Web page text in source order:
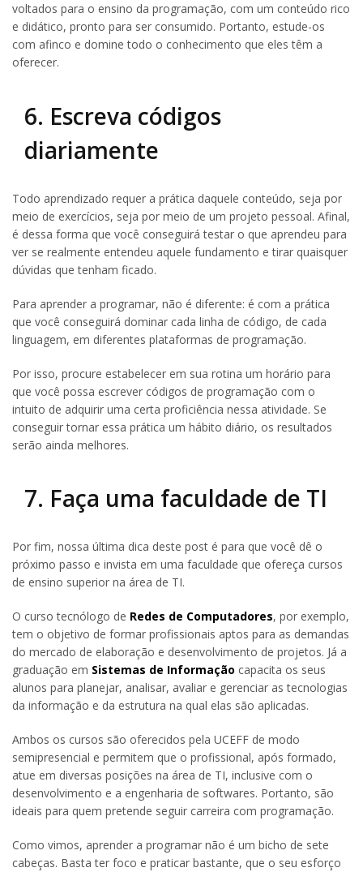
voltados para o ensino da programação, com um conteúdo rico
e didático, pronto para ser consumido. Portanto, estude-os
com afinco e domine todo o conhecimento que eles têm a
oferecer.
6. Escreva códigos
diariamente
Todo aprendizado requer a prática daquele conteúdo, seja por
meio de exercícios, seja por meio de um projeto pessoal. Afinal,
é dessa forma que você conseguirá testar o que aprendeu para
ver se realmente entendeu aquele fundamento e tirar quaisquer
dúvidas que tenham ficado.
Para aprender a programar, não é diferente: é com a prática
que você conseguirá dominar cada linha de código, de cada
linguagem, em diferentes plataformas de programação.
Por isso, procure estabelecer em sua rotina um horário para
que você possa escrever códigos de programação com o
intuito de adquirir uma certa proficiência nessa atividade. Se
conseguir tornar essa prática um hábito diário, os resultados
serão ainda melhores.
7. Faça uma faculdade de TI
Por fim, nossa última dica deste post é para que você dê o
próximo passo e invista em uma faculdade que ofereça cursos
de ensino superior na área de TI.
O curso tecnólogo de Redes de Computadores, por exemplo,
tem o objetivo de formar profissionais aptos para as demandas
do mercado de elaboração e desenvolvimento de projetos. Já a
graduação em Sistemas de Informação capacita os seus
alunos para planejar, analisar, avaliar e gerenciar as tecnologias
da informação e da estrutura na qual elas são aplicadas.
Ambos os cursos são oferecidos pela UCEFF de modo
semipresencial e permitem que o profissional, após formado,
atue em diversas posições na área de TI, inclusive com o
desenvolvimento e a engenharia de softwares. Portanto, são
ideais para quem pretende seguir carreira com programação.
Como vimos, aprender a programar não é um bicho de sete
cabeças. Basta ter foco e praticar bastante, que o seu esforço